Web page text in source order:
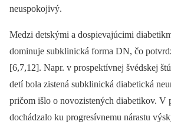
neuspokojivý.
Medzi detskými a dospievajúcimi
dominuje subklinická forma DN, čo
[6,7,12]. Napr. v prospektívnej švédskej
detí bola zistená subklinická diabetická
pričom išlo o novozistených diabetikov. V
dochádzalo ku progresívnemu nárastu